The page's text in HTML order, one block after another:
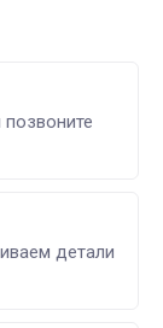
позвоните
детали